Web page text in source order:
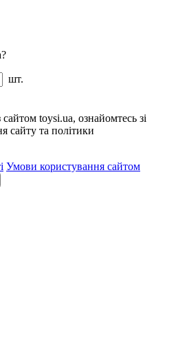
шт.
toysi.ua, ознайомтесь зі
сайту та політики
Умови користування сайтом